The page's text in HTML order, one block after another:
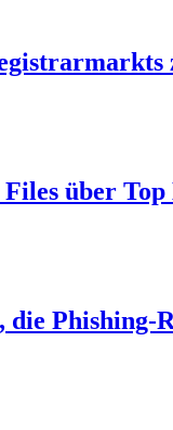
über
Phishing-